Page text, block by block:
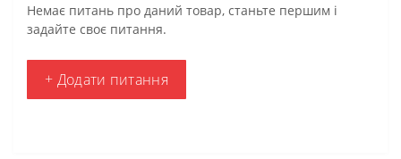
Немає питань про даний товар, станьте першим і
задайте своє питання.
+ Додати питання